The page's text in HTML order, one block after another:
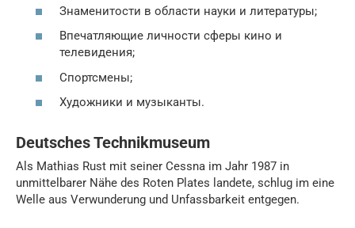
Знаменитости в области науки и литературы;
Впечатляющие личности сферы кино и
телевидения;
Спортсмены;
Художники и музыканты.
Deutsches Technikmuseum
Als Mathias Rust mit seiner Cessna im Jahr 1987 in
unmittelbarer Nähe des Roten Plates landete, schlug im eine
Welle aus Verwunderung und Unfassbarkeit entgegen.